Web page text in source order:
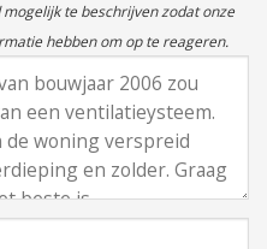
te beschrijven zodat onze
hebben om op te reageren.